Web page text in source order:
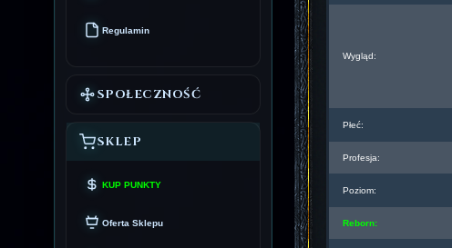
Regulamin
SPOŁECZNOŚĆ
SKLEP
KUP PUNKTY
Oferta Sklepu
Wygląd:
Płeć:
Profesja:
Poziom:
Reborn: